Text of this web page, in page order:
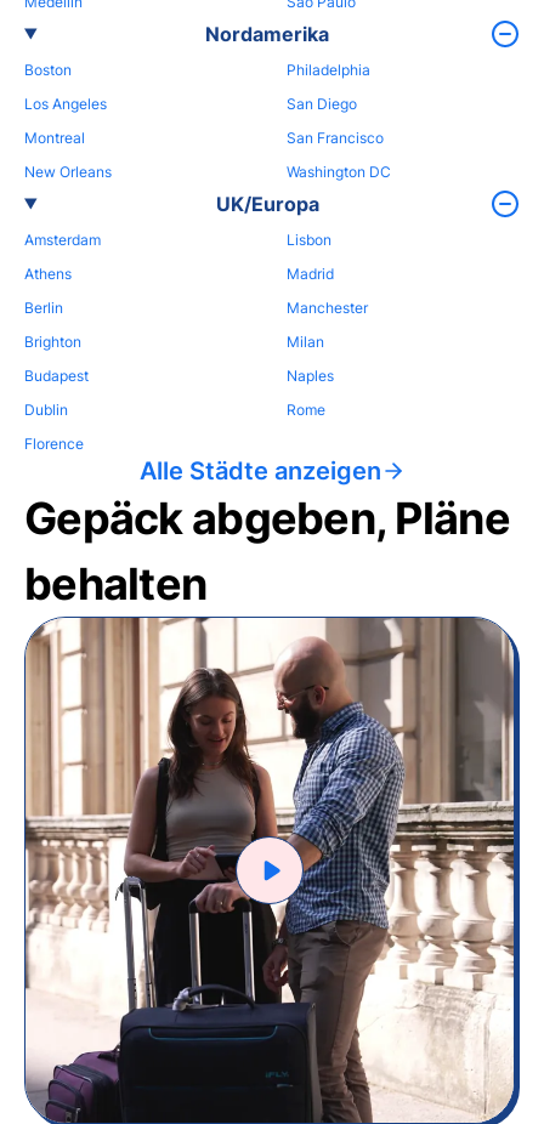
Nordamerika
Boston
Los Angeles
Montreal
New Orleans
Philadelphia
San Diego
San Francisco
Washington DC
UK/Europa
Amsterdam
Athens
Berlin
Brighton
Budapest
Dublin
Florence
Lisbon
Madrid
Manchester
Milan
Naples
Rome
Alle Städte anzeigen
Gepäck abgeben, Pläne
behalten